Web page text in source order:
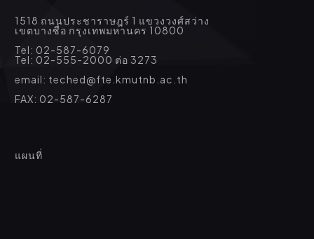
1518 ถนนประชาราษฎร์ 1 แขวงวงศ์สว่าง
เขตบางซื่อ กรุงเทพมหานคร 10800
Tel: 02-587-6079
Tel: 02-555-2000 ต่อ 3273
email: teched@fte.kmutnb.ac.th
FAX: 02-587-6287
แผนที่